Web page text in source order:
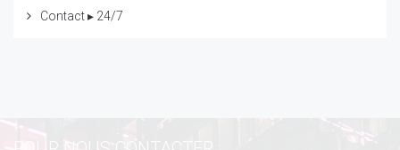
Contact ▸ 24/7